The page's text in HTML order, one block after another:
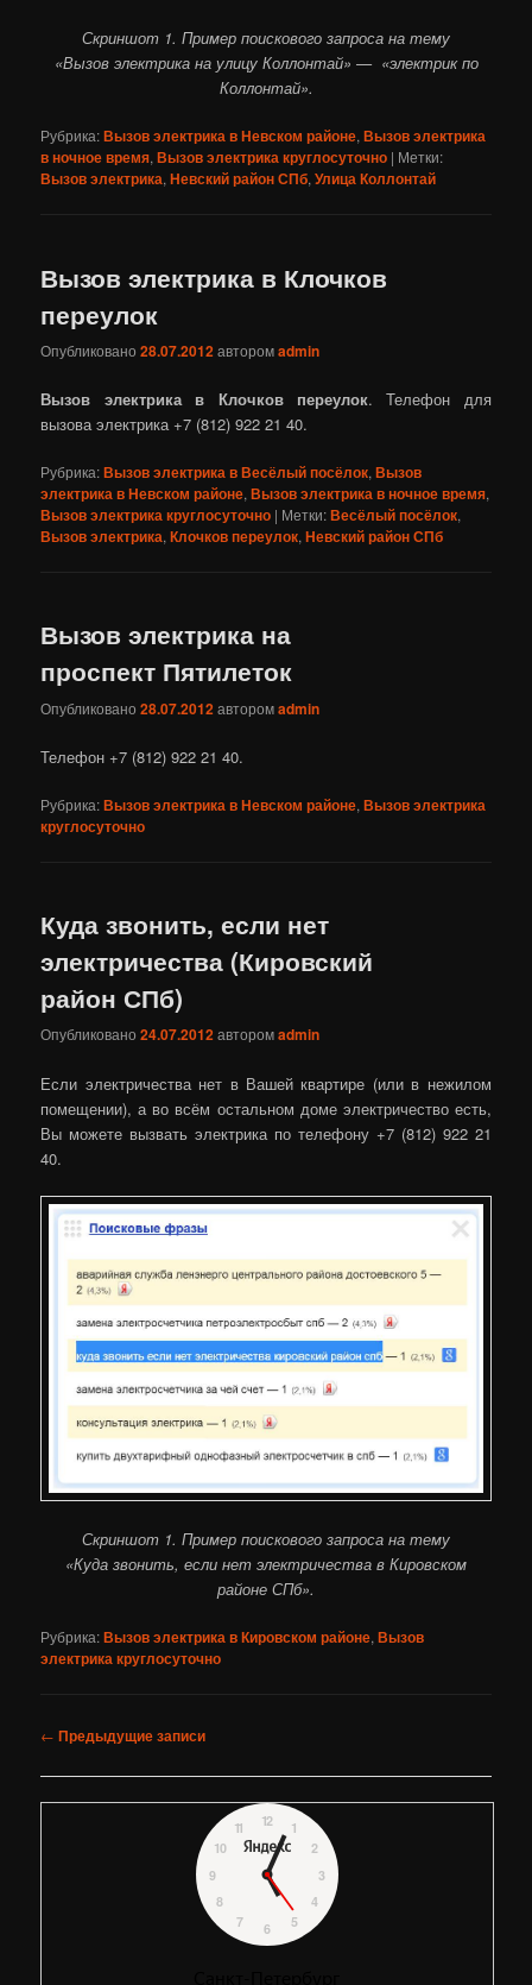
Скриншот 1. Пример поискового запроса на тему
«Вызов электрика на улицу Коллонтай» — «электрик по
Коллонтай».
Рубрика:Вызов электрика в Невском районе,Вызов электрика
в ночное время,Вызов электрика круглосуточно | Метки:
Вызов электрика,Невский район СПб,Улица Коллонтай
Вызов электрика в Клочков
переулок
Опубликовано28.07.2012авторомadmin
Вызов электрика в Клочков переулок. Телефон для
вызова электрика +7 (812) 922 21 40.
Рубрика:Вызов электрика в Весёлый посёлок,Вызов
электрика в Невском районе,Вызов электрика в ночное время,
Вызов электрика круглосуточно | Метки:Весёлый посёлок,
Вызов электрика,Клочков переулок,Невский район СПб
Вызов электрика на
проспект Пятилеток
Опубликовано28.07.2012авторомadmin
Телефон +7 (812) 922 21 40.
Рубрика:Вызов электрика в Невском районе,Вызов электрика
круглосуточно
Куда звонить, если нет
электричества (Кировский
район СПб)
Опубликовано24.07.2012авторомadmin
Если электричества нет в Вашей квартире (или в нежилом
помещении), а во всём остальном доме электричество есть,
Вы можете вызвать электрика по телефону +7 (812) 922 21
40.
Скриншот 1. Пример поискового запроса на тему
«Куда звонить, если нет электричества в Кировском
районе СПб».
Рубрика:Вызов электрика в Кировском районе,Вызов
электрика круглосуточно
Навигация
записям
← Предыдущие записи